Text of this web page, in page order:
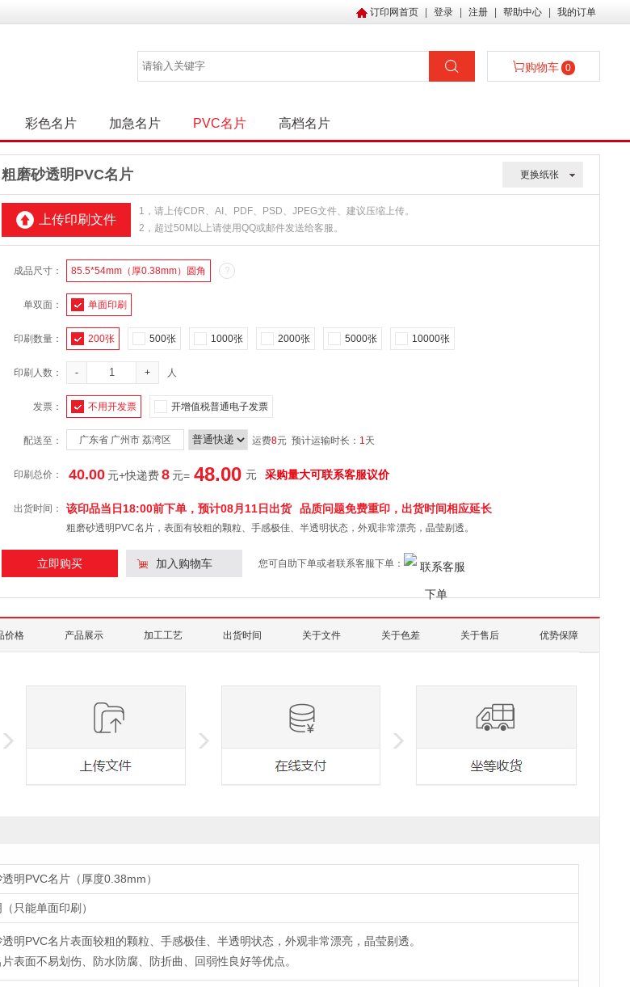
订印网首页 登录 注册 帮助中心 我的订单
购物车 0
彩色名片 加急名片 PVC名片 高档名片
粗磨砂透明PVC名片 更换纸张
上传印刷文件
1，请上传CDR、AI、PDF、PSD、JPEG文件、建议压缩上传。
2，超过50M以上请使用QQ或邮件发送给客服。
成品尺寸： 85.5*54mm（厚0.38mm）圆角 ?
单双面： 单面印刷
印刷数量： 200张 500张 1000张 2000张 5000张 10000张
印刷人数： - + 人
发票： 不用开发票 开增值税普通电子发票
配送至： 广东省 广州市 荔湾区 运费8元 预计运输时长： 1天
印刷总价： 40.00 元+快递费8 元= 48.00 元 采购量大可联系客服议价
出货时间： 该印品当日18:00前下单，预计08月11日 出货 品质问题免费重印，出货时间相应延长
粗磨砂透明PVC名片，表面有较粗的颗粒、手感极佳、半透明状态，外观非常漂亮，晶莹剔透。
立即购买 加入购物车 您可自助下单或者联系客服下单：
价格 产品展示 加工工艺 出货时间 关于文件 关于色差 关于售后 优势保障
明PVC名片（厚度0.38mm）
只能单面印刷）
明PVC名片表面较粗的颗粒、手感极佳、半透明状态，外观非常漂亮，晶莹剔透。
表面不易划伤、防水防腐、防折曲、回弱性良好等优点。